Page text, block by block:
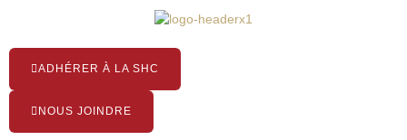
contenu
ADHÉRER À LA SHC
NOUS JOINDRE